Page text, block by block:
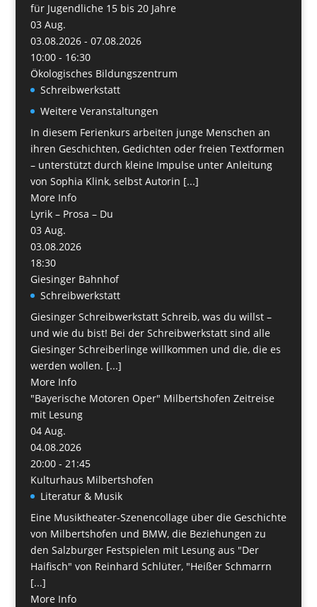
für Jugendliche 15 bis 20 Jahre
03 Aug.
03.08.2026 - 07.08.2026
10:00 - 16:30
Ökologisches Bildungszentrum
Schreibwerkstatt
Weitere Veranstaltungen
In diesem Ferienkurs arbeiten junge Menschen an
ihren Geschichten, Gedichten oder freien Textformen
– unterstützt durch kleine Impulse unter Anleitung
von Sophia Klink, selbst Autorin [...]
More Info
Lyrik – Prosa – Du
03 Aug.
03.08.2026
18:30
Giesinger Bahnhof
Schreibwerkstatt
Giesinger Schreibwerkstatt Schreib, was du willst –
und wie du bist! Bei der Schreibwerkstatt sind alle
Giesinger Schreiberlinge willkommen und die, die es
werden wollen. [...]
More Info
"Bayerische Motoren Oper" Milbertshofen Zeitreise
mit Lesung
04 Aug.
04.08.2026
20:00 - 21:45
Kulturhaus Milbertshofen
Literatur & Musik
Eine Musiktheater-Szenencollage über die Geschichte
von Milbertshofen und BMW, die Beziehungen zu
den Salzburger Festspielen mit Lesung aus "Der
Haifisch" von Reinhard Schlüter, "Heißer Schmarrn
[...]
More Info